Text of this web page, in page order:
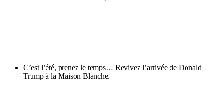
C’est l’été, prenez le temps… Revivez l’arrivée de Donald
Trump à la Maison Blanche.